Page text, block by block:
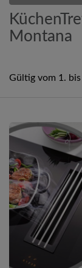
Montana
Gültig vom 1.